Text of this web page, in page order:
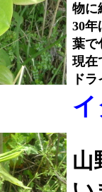
物に
30年
葉で
現在
ド
山